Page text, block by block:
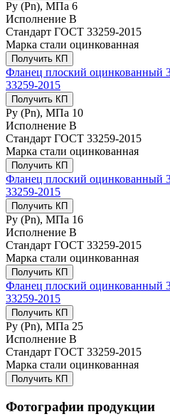
Ру (Рn), МПа 6
Исполнение B
Стандарт ГОСТ 33259-2015
Марка стали оцинкованная
Получить КП
Фланец плоский
33259-2015
Получить КП
Ру (Рn), МПа 10
Исполнение B
Стандарт ГОСТ 33259-2015
Марка стали оцинкованная
Получить КП
Фланец плоский
33259-2015
Получить КП
Ру (Рn), МПа 16
Исполнение B
Стандарт ГОСТ 33259-2015
Марка стали оцинкованная
Получить КП
Фланец плоский
33259-2015
Получить КП
Ру (Рn), МПа 25
Исполнение B
Стандарт ГОСТ 33259-2015
Марка стали оцинкованная
Получить КП
Фотографии продукции